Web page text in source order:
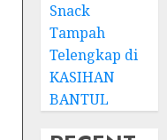
Snack
Tampah
Telengkap di
KASIHAN
BANTUL